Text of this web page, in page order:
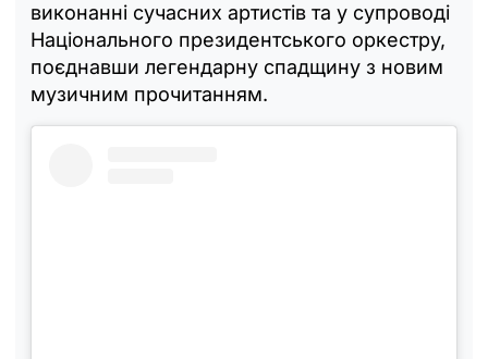
виконанні сучасних артистів та у супроводі
Національного президентського оркестру,
поєднавши легендарну спадщину з новим
музичним прочитанням.